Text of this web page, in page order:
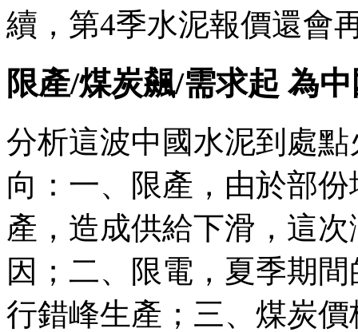
續，第4季水泥報價還會
限產/煤炭飆/需求起 為
分析這波中國水泥到處
向：一、限產，由於部
產，造成供給下滑，這
因；二、限電，夏季期
行錯峰生產；三、煤炭